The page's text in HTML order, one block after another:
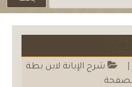
شرح الإبانة لابن بطة